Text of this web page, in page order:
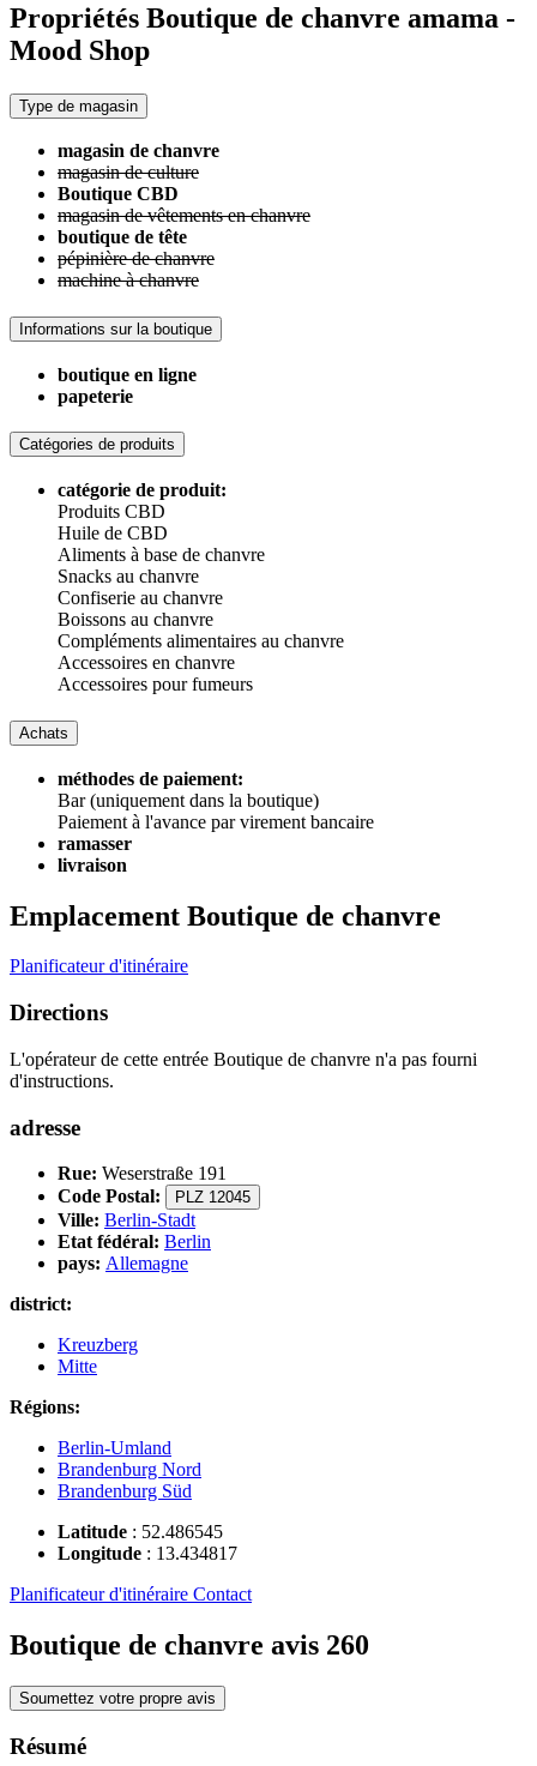
Propriétés Boutique de chanvre amama -
Mood Shop
Type de magasin
magasin de chanvre
magasin de culture
Boutique CBD
magasin de vêtements en chanvre
boutique de tête
pépinière de chanvre
machine à chanvre
Informations sur la boutique
boutique en ligne
papeterie
Catégories de produits
catégorie de produit:
Produits CBD
Huile de CBD
Aliments à base de chanvre
Snacks au chanvre
Confiserie au chanvre
Boissons au chanvre
Compléments alimentaires au chanvre
Accessoires en chanvre
Accessoires pour fumeurs
Achats
méthodes de paiement:
Bar (uniquement dans la boutique)
Paiement à l'avance par virement bancaire
ramasser
livraison
Emplacement Boutique de chanvre
Planificateur d'itinéraire
Directions
L'opérateur de cette entrée Boutique de chanvre n'a pas fourni
d'instructions.
adresse
Rue: Weserstraße 191
Code Postal:
PLZ 12045
Ville: Berlin-Stadt
Etat fédéral: Berlin
pays: Allemagne
district:
Kreuzberg
Mitte
Régions:
Berlin-Umland
Brandenburg Nord
Brandenburg Süd
Latitude : 52.486545
Longitude : 13.434817
Planificateur d'itinéraire Contact
Boutique de chanvre avis 260
Soumettez votre propre avis
Résumé